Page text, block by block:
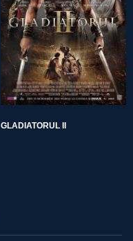
GLADIATORUL II